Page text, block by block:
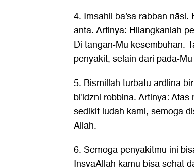
4. Imsahil ba'sa rabban
anta. Artinya: Hilangkanlah
Di tangan-Mu kesembuhan.
penyakit, selain dari pada-
5. Bismillah turbatu ardlina
bi'idzni robbina. Artinya:
sedikit ludah kami, semoga
Allah.
6. Semoga penyakitmu ini